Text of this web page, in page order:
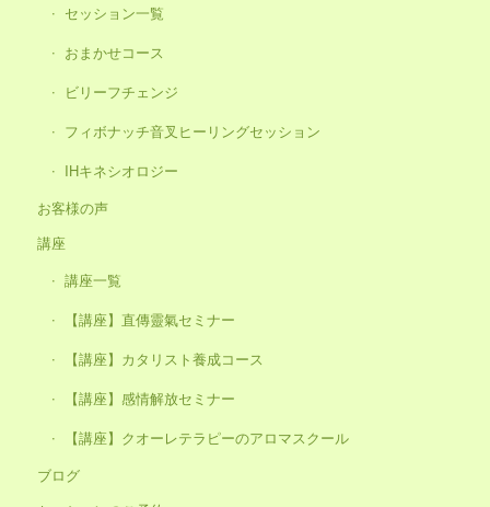
セッション一覧
おまかせコース
ビリーフチェンジ
フィボナッチ音叉ヒーリングセッション
IHキネシオロジー
お客様の声
講座
講座一覧
【講座】直傳靈氣セミナー
【講座】カタリスト養成コース
【講座】感情解放セミナー
【講座】クオーレテラピーのアロマスクール
ブログ